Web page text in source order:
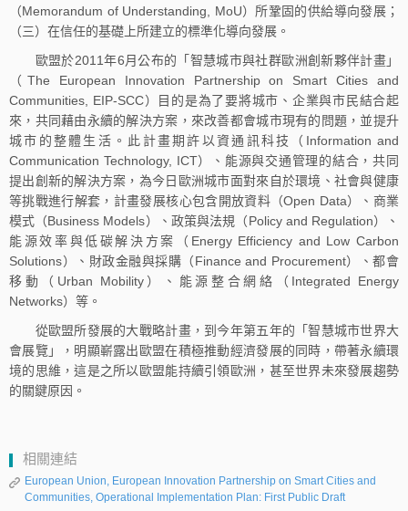
（Memorandum of Understanding, MoU）所鞏固的供給導向發展；
（三）在信任的基礎上所建立的標準化導向發展。
歐盟於2011年6月公布的「智慧城市與社群歐洲創新夥伴計畫」
（The European Innovation Partnership on Smart Cities and
Communities, EIP-SCC）目的是為了要將城市、企業與市民結合起
來，共同藉由永續的解決方案，來改善都會城市現有的問題，並提升
城市的整體生活。此計畫期許以資通訊科技（Information and
Communication Technology, ICT）、能源與交通管理的結合，共同
提出創新的解決方案，為今日歐洲城市面對來自於環境、社會與健康
等挑戰進行解套，計畫發展核心包含開放資料（Open Data）、商業
模式（Business Models）、政策與法規（Policy and Regulation）、
能源效率與低碳解決方案（Energy Efficiency and Low Carbon
Solutions）、財政金融與採購（Finance and Procurement）、都會
移動（Urban Mobility）、能源整合網絡（Integrated Energy
Networks）等。
從歐盟所發展的大戰略計畫，到今年第五年的「智慧城市世界大
會展覽」，明顯嶄露出歐盟在積極推動經濟發展的同時，帶著永續環
境的思維，這是之所以歐盟能持續引領歐洲，甚至世界未來發展趨勢
的關鍵原因。
相關連結
European Union, European Innovation Partnership on Smart Cities and
Communities, Operational Implementation Plan: First Public Draft